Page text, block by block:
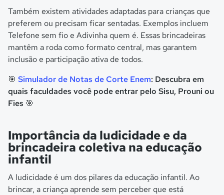
Também existem atividades adaptadas para crianças que
preferem ou precisam ficar sentadas. Exemplos incluem
Telefone sem fio e Adivinha quem é. Essas brincadeiras
mantêm a roda como formato central, mas garantem
inclusão e participação ativa de todos.
🎯 Simulador de Notas de Corte Enem: Descubra em
quais faculdades você pode entrar pelo Sisu, Prouni ou
Fies 🎯
Importância da ludicidade e da
brincadeira coletiva na educação
infantil
A ludicidade é um dos pilares da educação infantil. Ao
brincar, a criança aprende sem perceber que está